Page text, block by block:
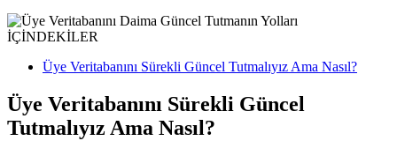
İÇİNDEKİLER
Üye Veritabanını Sürekli Güncel Tutmalıyız Ama Nasıl?
Üye Veritabanını Sürekli Güncel
Tutmalıyız Ama Nasıl?